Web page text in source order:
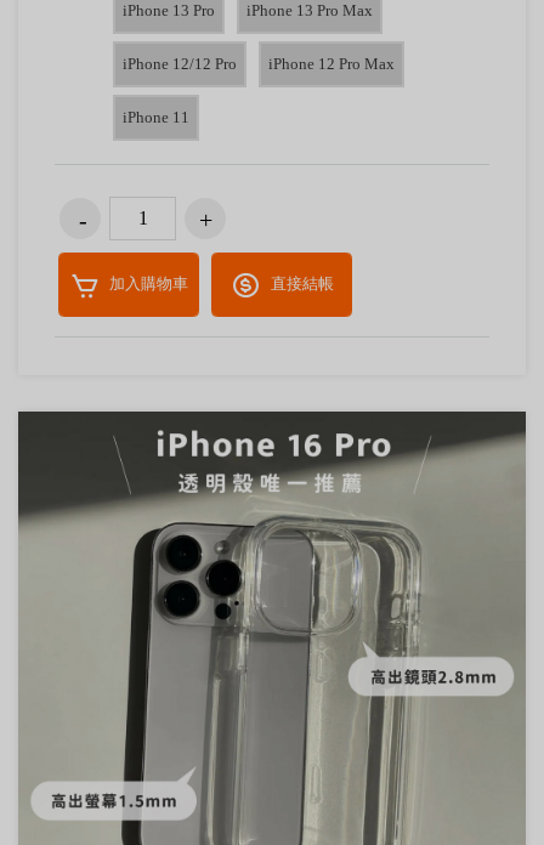
iPhone 13 Pro iPhone 13 Pro Max
iPhone 12/12 Pro iPhone 12 Pro Max
iPhone 11
加入購物車 直接結帳